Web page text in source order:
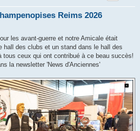
Reims 2026
les avant-guerre et notre Amicale était
hall des clubs et un stand dans le hall des
tous ceux qui ont contribué à ce beau succès!
la newsletter 'News d'Anciennes'